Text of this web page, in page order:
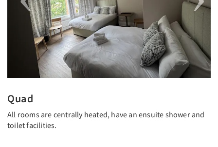
Quad
All rooms are centrally heated, have an ensuite shower and
toilet facilities.